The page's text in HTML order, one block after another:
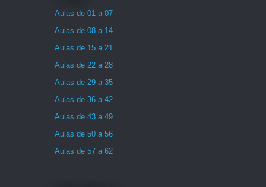
Aulas de 01 a 07
Aulas de 08 a 14
Aulas de 15 a 21
Aulas de 22 a 28
Aulas de 29 a 35
Aulas de 36 a 42
Aulas de 43 a 49
Aulas de 50 a 56
Aulas de 57 a 62